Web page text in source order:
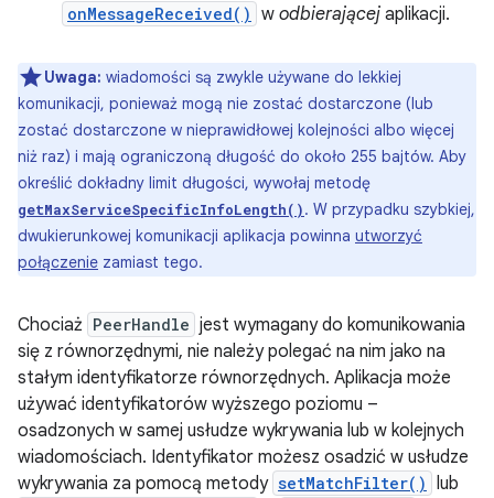
onMessageReceived() w odbierającej aplikacji.
Uwaga: wiadomości są zwykle używane do lekkiej
komunikacji, ponieważ mogą nie zostać dostarczone (lub
zostać dostarczone w nieprawidłowej kolejności albo więcej
niż raz) i mają ograniczoną długość do około 255 bajtów. Aby
określić dokładny limit długości, wywołaj metodę
getMaxServiceSpecificInfoLength(). W przypadku szybkiej,
dwukierunkowej komunikacji aplikacja powinna utworzyć
połączenie zamiast tego.
Chociaż PeerHandle jest wymagany do komunikowania
się z równorzędnymi, nie należy polegać na nim jako na
stałym identyfikatorze równorzędnych. Aplikacja może
używać identyfikatorów wyższego poziomu –
osadzonych w samej usłudze wykrywania lub w kolejnych
wiadomościach. Identyfikator możesz osadzić w usłudze
wykrywania za pomocą metody setMatchFilter() lub